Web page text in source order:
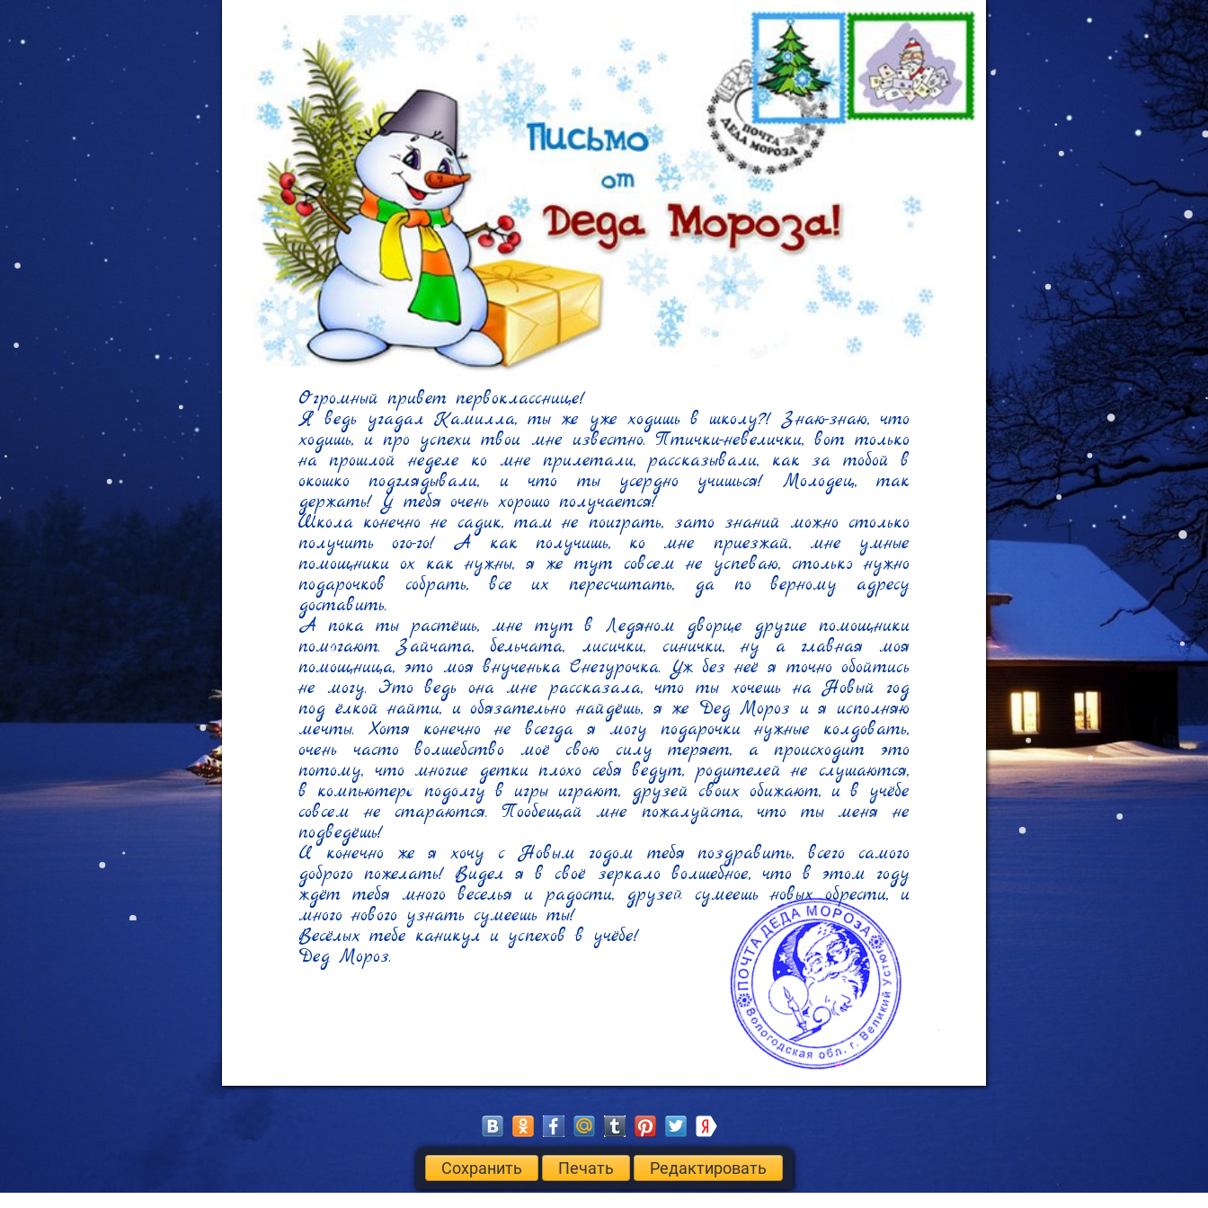
Огромный привет первокласснице!
Я ведь угадал Камилла, ты же уже ходишь в школу?! Знаю-знаю, что
ходишь, и про успехи твои мне известно. Птички-невелички, вот только
на прошлой неделе ко мне прилетали, рассказывали, как за тобой в
окошко подглядывали, и что ты усердно учишься! Молодец, так
держать! У тебя очень хорошо получается!
Школа конечно не садик, там не поиграть, зато знаний можно столько
получить ого-го! А как получишь, ко мне приезжай, мне умные
помощники ох как нужны, я же тут совсем не успеваю, столько нужно
подарочков собрать, все их пересчитать, да по верному адресу
доставить.
А пока ты растёшь, мне тут в Ледяном дворце другие помощники
помогают. Зайчата, бельчата, лисички, синички, ну а главная моя
помощница, это моя внученька Снегурочка. Уж без неё я точно обойтись
не могу. Это ведь она мне рассказала, что ты хочешь на Новый год
под ёлкой найти, и обязательно найдёшь, я же Дед Мороз и я исполняю
мечты. Хотя конечно не всегда я могу подарочки нужные колдовать,
очень часто волшебство моё свою силу теряет, а происходит это
потому, что многие детки плохо себя ведут, родителей не слушаются,
в компьютере подолгу в игры играют, друзей своих обижают, и в учёбе
совсем не стараются. Пообещай мне пожалуйста, что ты меня не
подведёшь!
И конечно же я хочу с Новым годом тебя поздравить, всего самого
доброго пожелать! Видел я в своё зеркало волшебное, что в этом году
ждёт тебя много веселья и радости, друзей сумеешь новых обрести, и
много нового узнать сумеешь ты!
Весёлых тебе каникул и успехов в учёбе!
Дед Мороз.
Сохранить Печать Редактировать